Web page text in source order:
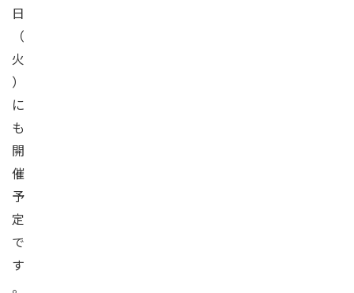
日
（
火
）
に
も
開
催
予
定
で
す
。